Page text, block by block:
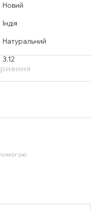
Новий
Індія
Натуральний
3.12